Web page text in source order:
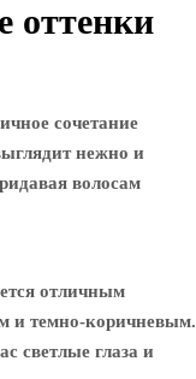
оттенки
сочетание
нежно и
волосам
отличным
и темно-коричневым.
светлые глаза и